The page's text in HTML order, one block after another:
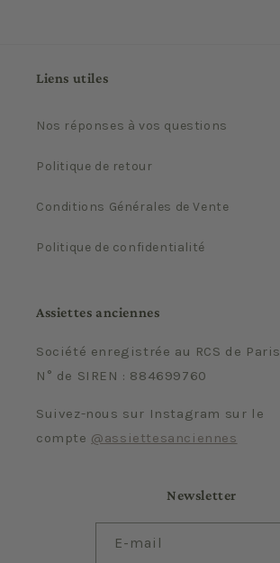
Liens utiles
Nos réponses à vos questions
Politique de retour
Conditions Générales de Vente
Politique de confidentialité
Assiettes anciennes
Société enregistrée au RCS de Paris
N° de SIREN : 884699760
Suivez-nous sur Instagram sur le
compte @assiettesanciennes
Newsletter
E-mail